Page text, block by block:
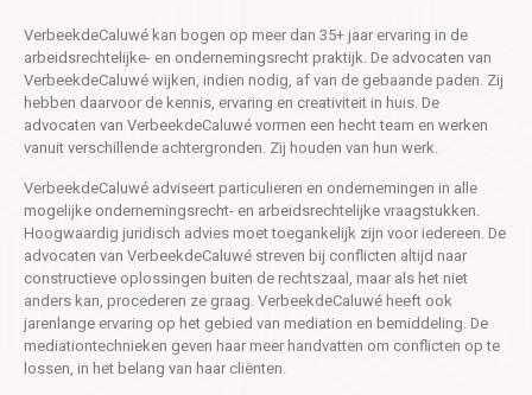
VerbeekdeCaluwé kan bogen op meer dan 35+ jaar ervaring in de
arbeidsrechtelijke- en ondernemingsrecht praktijk. De advocaten van
VerbeekdeCaluwé wijken, indien nodig, af van de gebaande paden. Zij
hebben daarvoor de kennis, ervaring en creativiteit in huis. De
advocaten van VerbeekdeCaluwé vormen een hecht team en werken
vanuit verschillende achtergronden. Zij houden van hun werk.
VerbeekdeCaluwé adviseert particulieren en ondernemingen in alle
mogelijke ondernemingsrecht- en arbeidsrechtelijke vraagstukken.
Hoogwaardig juridisch advies moet toegankelijk zijn voor iedereen. De
advocaten van VerbeekdeCaluwé streven bij conflicten altijd naar
constructieve oplossingen buiten de rechtszaal, maar als het niet
anders kan, procederen ze graag. VerbeekdeCaluwé heeft ook
jarenlange ervaring op het gebied van mediation en bemiddeling. De
mediationtechnieken geven haar meer handvatten om conflicten op te
lossen, in het belang van haar cliënten.